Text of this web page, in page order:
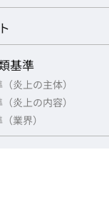
基準
炎上の主体）
炎上の内容）
業界）